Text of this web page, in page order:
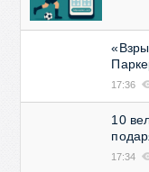
17:36
10
17:34